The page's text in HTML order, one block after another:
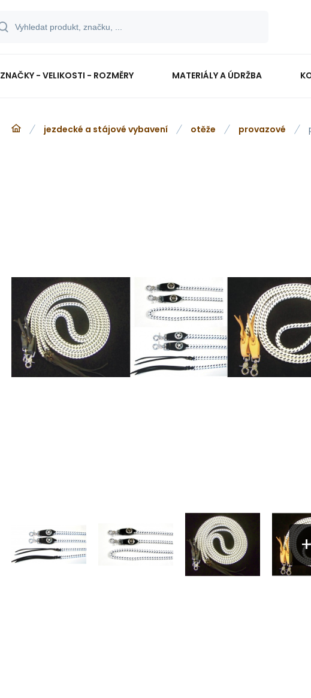
ZNAČKY - VELIKOSTI - ROZMĚRY MATERIÁLY A ÚDRŽBA
jezdecké a stájové vybavení otěže provazové